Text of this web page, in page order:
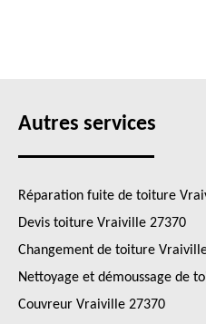
Autres services
Réparation fuite de toiture
Devis toiture Vraiville 27370
Changement de toiture
Nettoyage et démoussage de
Couvreur Vraiville 27370